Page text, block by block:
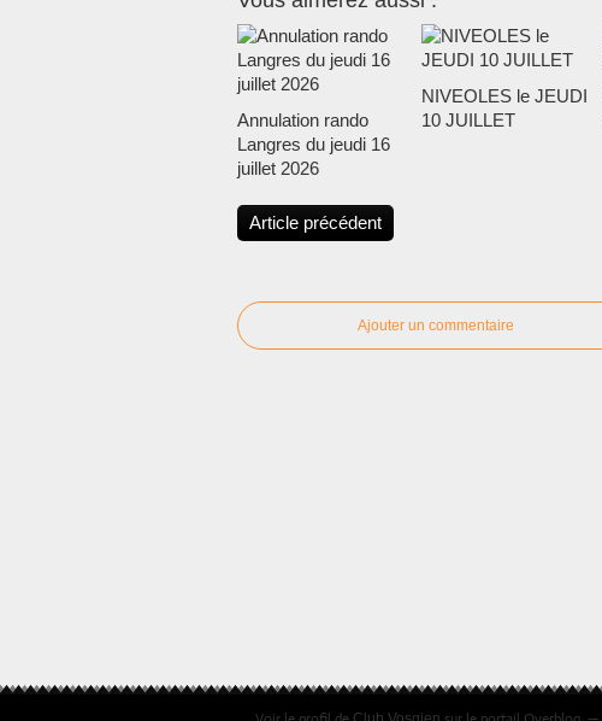
Annulation rando
Langres du jeudi 16
juillet 2026
NIVEOLES le JEUDI
10 JUILLET
Article précédent
Ajouter un commentaire